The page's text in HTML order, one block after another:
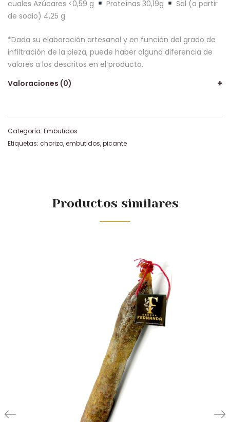
cuales Azúcares <0,59 g
Proteínas 30,19g
Sal (a partir
de sodio) 4,25 g
*Dada su elaboración artesanal y en función del grado de
infiltración de la pieza, puede haber alguna diferencia de
valores a los descritos en el producto.
Valoraciones (0)
Categoría: Embutidos
Etiquetas: chorizo,embutidos,picante
Productos similares